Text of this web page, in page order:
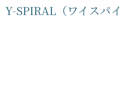
Y-SPIRAL（ワイスパイ